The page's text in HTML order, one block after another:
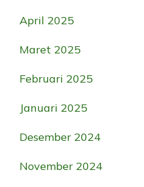
April 2025
Maret 2025
Februari 2025
Januari 2025
Desember 2024
November 2024